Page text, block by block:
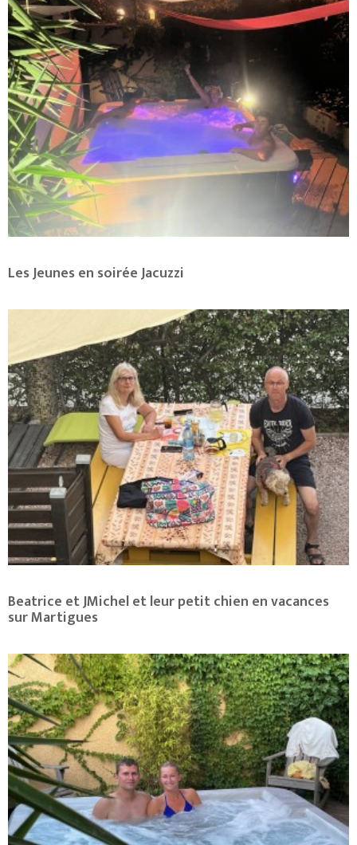
Les Jeunes en soirée Jacuzzi
Beatrice et JMichel et leur petit chien en vacances
sur Martigues